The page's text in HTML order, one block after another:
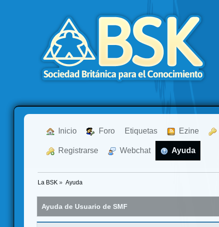
Inicio Foro Etiquetas Ezine
Registrarse Webchat Ayuda
La BSK » Ayuda
Ayuda de Usuario de SMF